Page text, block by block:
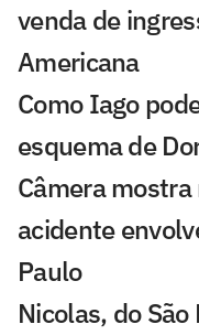
venda de
Americana
Como Iago
esquema de
Câmera
acidente
Paulo
Nicolas, do